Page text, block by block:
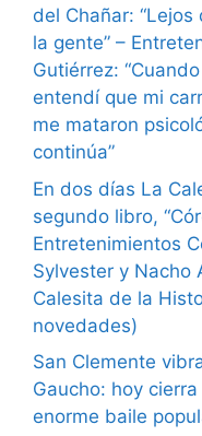
del Chañar:
la gente” –
Gutiérrez:
entendí que mi
me mataron
continúa”
En dos días La
segundo libro,
Entretenimientos
Sylvester y Nacho
Calesita de la
novedades)
San Clemente
Gaucho: hoy
enorme baile